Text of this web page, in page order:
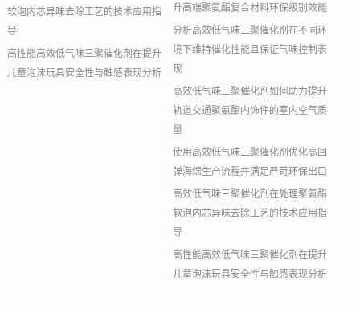
软泡内芯异味去除工艺的技术应用指
导
高性能高效低气味三聚催化剂在提升
儿童泡沫玩具安全性与触感表现分析
升高端聚氨酯复合材料环保级别效能
分析高效低气味三聚催化剂在不同环
境下维持催化性能且保证气味控制表
现
高效低气味三聚催化剂如何助力提升
轨道交通聚氨酯内饰件的室内空气质
量
使用高效低气味三聚催化剂优化高回
弹海绵生产流程并满足严苛环保出口
高效低气味三聚催化剂在处理聚氨酯
软泡内芯异味去除工艺的技术应用指
导
高性能高效低气味三聚催化剂在提升
儿童泡沫玩具安全性与触感表现分析